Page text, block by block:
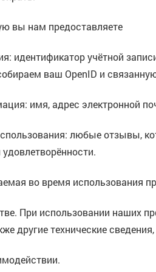
вы нам предоставляете
идентификатор учётной
ваш OpenID и
имя, адрес электронной
любые отзывы,
во время использования
При использовании наших
другие технические